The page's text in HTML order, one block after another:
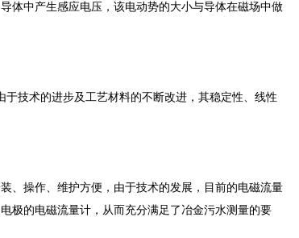
中产生感应电压，该电动势的大小与导体在磁场中做
技术的进步及工艺材料的不断改进，其稳定性、线性
操作、维护方便，由于技术的发展，目前的电磁流量
极的电磁流量计，从而充分满足了冶金污水测量的要